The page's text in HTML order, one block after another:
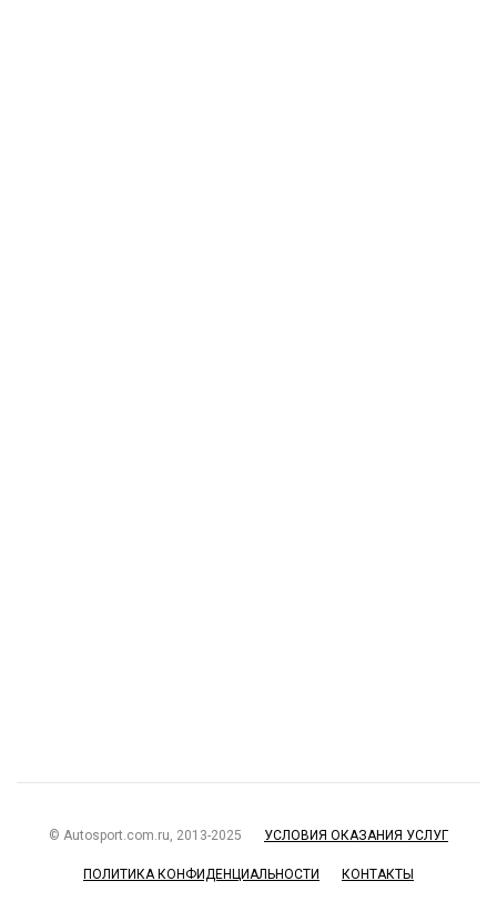
© Autosport.com.ru, 2013-2025 УСЛОВИЯ ОКАЗАНИЯ УСЛУГ
ПОЛИТИКА КОНФИДЕНЦИАЛЬНОСТИ КОНТАКТЫ